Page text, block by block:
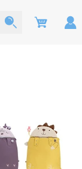
Cart